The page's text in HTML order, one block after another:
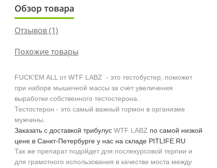
Обзор товара
Отзывов (1)
Похожие товары
FUCK'EM ALL от WTF LABZ - это тестобустер, поможет
при наборе мышечной массы за счет увеличения
выработки собственного тестостерона.
Тестостерон - это самый важный гормон в организме
мужчины.
Заказать с доставкой трибулус WTF LABZ по самой низкой
цене в Санкт-Петербурге у нас на складе PITLIFE RU
Так же препарат подойдет для послекурсовой терпии и
для грамотного использования в качестве моста между